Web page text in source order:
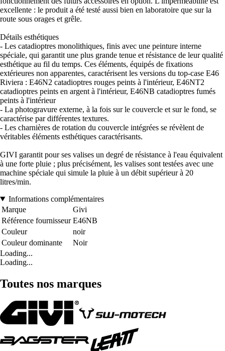
excellente : le produit a été testé aussi bien en laboratoire que sur la
route sous orages et grêle.
Détails esthétiques
- Les catadioptres monolithiques, finis avec une peinture interne
spéciale, qui garantit une plus grande tenue et résistance de leur qualité
esthétique au fil du temps. Ces éléments, équipés de fixations
extérieures non apparentes, caractérisent les versions du top-case E46
Riviera : E46N2 catadioptres rouges peints à l'intérieur, E46NT2
catadioptres peints en argent à l'intérieur, E46NB catadioptres fumés
peints à l'intérieur
- La photogravure externe, à la fois sur le couvercle et sur le fond, se
caractérise par différentes textures.
- Les charnières de rotation du couvercle intégrées se révèlent de
véritables éléments esthétiques caractérisants.
GIVI garantit pour ses valises un degré de résistance à l'eau équivalent
à une forte pluie ; plus précisément, les valises sont testées avec une
machine spéciale qui simule la pluie à un débit supérieur à 20
litres/min.
Informations complémentaires
Marque
Givi
Référence fournisseur E46NB
Couleur
noir
Couleur dominante
Noir
Loading...
Loading...
Toutes nos marques